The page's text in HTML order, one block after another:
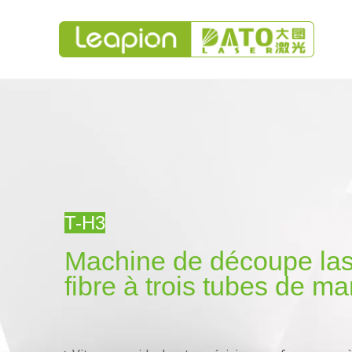
T-H3
Machine de découpe
fibre à trois tubes de